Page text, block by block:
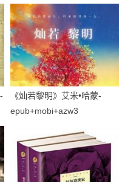
《灿若黎明》艾米•哈蒙-
epub+mobi+azw3